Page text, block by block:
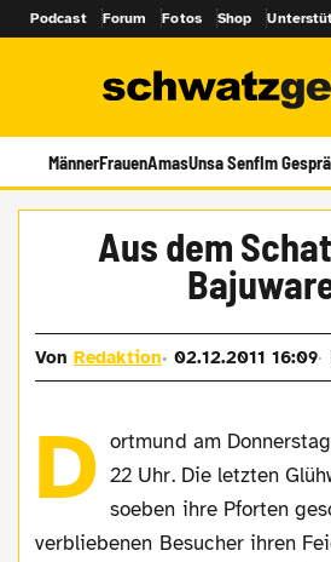
Podcast Forum Fotos Shop
MännerFrauenAmasUnsa SenfIm
Aus dem
VonRedaktion 02.12.2011 16:09
D ortmund am
22 Uhr. Die letzten
soeben ihre Pforten
verbliebenen Besucher ihren